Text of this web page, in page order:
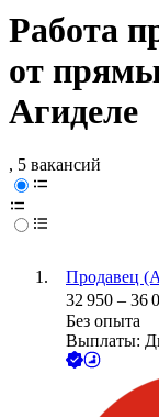
Работа
от
Агиделе
, 5 вакансий
Продавец
32 950 – 36
Без опыта
Выплаты: